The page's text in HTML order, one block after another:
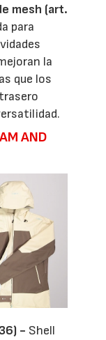
mesh (art.
para
la
que los
AND
- Shell